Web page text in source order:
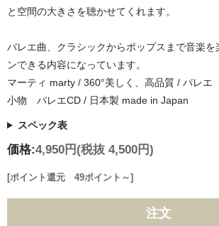
と空間の大きさを聴かせてくれます。
バレエ曲、クラシックからポップスまで音楽を
ンできる内容になっています。
マーティ marty / 360°美しく、高品質 / バレエ
小物 バレエCD / 日本製 made in Japan
スペック表
価格:4,950円 (税抜 4,500円)
[ポイント還元 49ポイント～]
注文